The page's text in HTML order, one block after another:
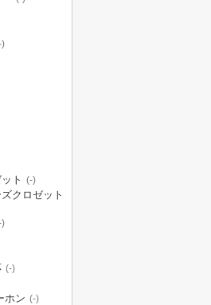
)
ト (-)
クロゼット
)
(-)
ホン (-)